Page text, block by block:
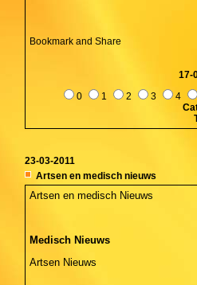
17-
0
1 2 3
4
23-03-2011
Artsen en medisch nieuws
Artsen en medisch Nieuws
Medisch Nieuws
Artsen Nieuws